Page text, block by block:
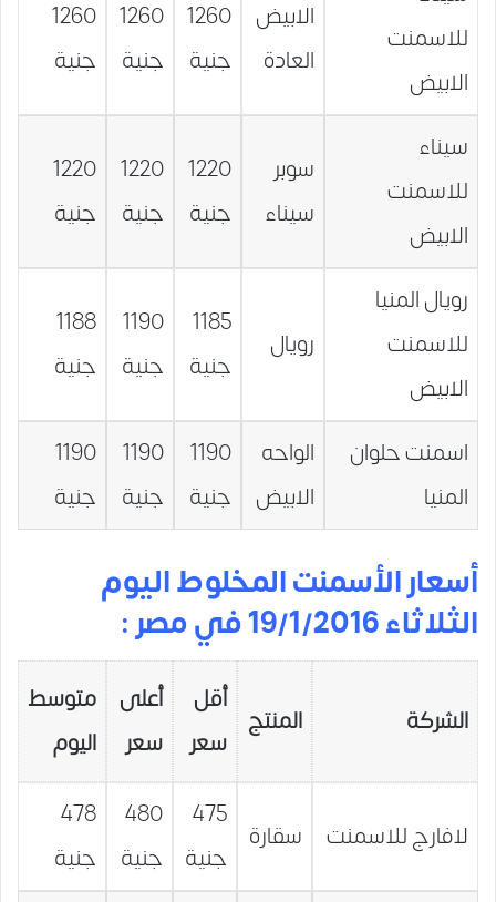
للاسمنت
الابيض
الابيض
العادة
1260
جنية
1260
جنية
1260
جنية
سيناء
للاسمنت
الابيض
سوبر
سيناء
1220
جنية
1220
جنية
1220
جنية
رويال المنيا
للاسمنت
الابيض
رويال
1185
جنية
1190
جنية
1188
جنية
اسمنت حلوان
المنيا
الواحه
الابيض
1190
جنية
1190
جنية
1190
جنية
أسعار الأسمنت المخلوط اليوم
الثلاثاء 19/1/2016 في مصر :
الشركة المنتج
أقل
سعر
أعلى
سعر
متوسط
اليوم
لافارج للاسمنت سقارة
475
جنية
480
جنية
478
جنية